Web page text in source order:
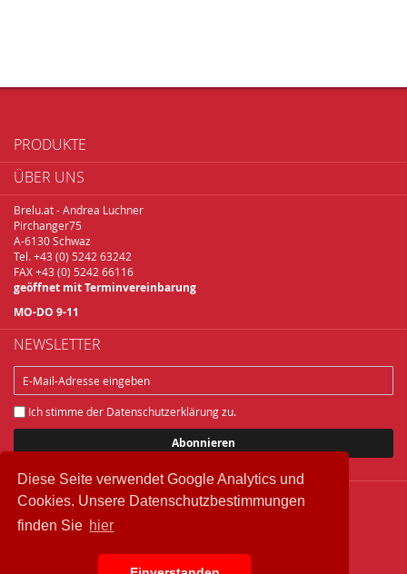
Diese Seite verwendet Google Analytics und
Cookies. Unsere Datenschutzbestimmungen
finden Sie hier
PRODUKTE
ÜBER UNS
Brelu.at - Andrea Luchner
Pirchanger75
A-6130 Schwaz
Tel. +43 (0) 5242 63242
FAX +43 (0) 5242 66116
geöffnet mit Terminvereinbarung
MO-DO 9-11
NEWSLETTER
Ich stimme der Datenschutzerklärungzu.
Abonnieren
Copyright © 2018 Brelu.at Brennereifachbedarf
Datenschutz